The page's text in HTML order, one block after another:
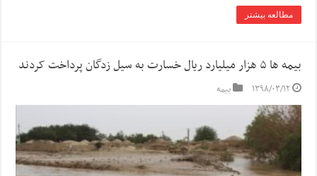
مطالعه بیشتر
بیمه ها ۵ هزار میلیارد ریال خسارت به سیل زدگان پرداخت کردند
۱۳۹۸/۰۳/۱۲ بیمه